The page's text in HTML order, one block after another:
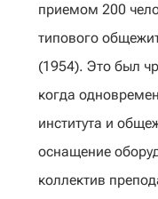
приемом 200
типового
(1954). Это был
когда
института и
оснащение
коллектив